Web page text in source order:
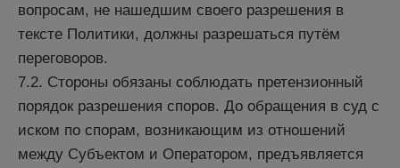
вопросам, не нашедшим своего разрешения в
тексте Политики, должны разрешаться путём
переговоров.
7.2. Стороны обязаны соблюдать претензионный
порядок разрешения споров. До обращения в суд с
иском по спорам, возникающим из отношений
между Субъектом и Оператором, предъявляется